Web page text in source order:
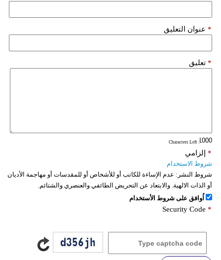
عنوان التعليق *
تعليق *
: Characters Left
إلزامي *
شروط الاستخدام
شروط النشر: عدم الإساءة للكاتب أو للأشخاص أو للمقدسات أو مهاجمة الأديان
أو الذات الالهية. والابتعاد عن التحريض الطائفي والعنصري والشتائم.
اُوافق على شروط الأستخدام
Security Code *